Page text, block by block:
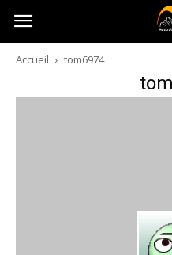
Australia-
australie.com
Accueil tom6974